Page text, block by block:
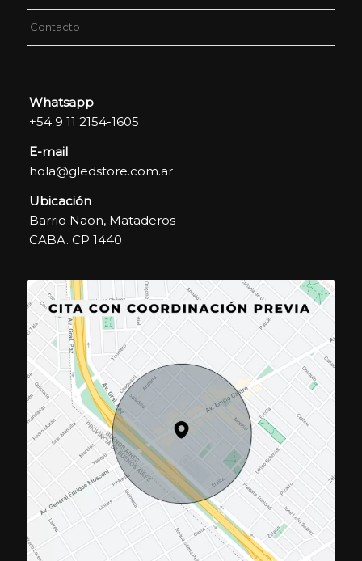
Contacto
Whatsapp
+54 9 11 2154-1605
E-mail
hola@gledstore.com.ar
Ubicación
Barrio Naon, Mataderos
CABA. CP 1440